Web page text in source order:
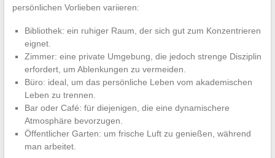
persönlichen Vorlieben variieren:
Bibliothek: ein ruhiger Raum, der sich gut zum Konzentrieren
eignet.
Zimmer: eine private Umgebung, die jedoch strenge Disziplin
erfordert, um Ablenkungen zu vermeiden.
Büro: ideal, um das persönliche Leben vom akademischen
Leben zu trennen.
Bar oder Café: für diejenigen, die eine dynamischere
Atmosphäre bevorzugen.
Öffentlicher Garten: um frische Luft zu genießen, während
man arbeitet.